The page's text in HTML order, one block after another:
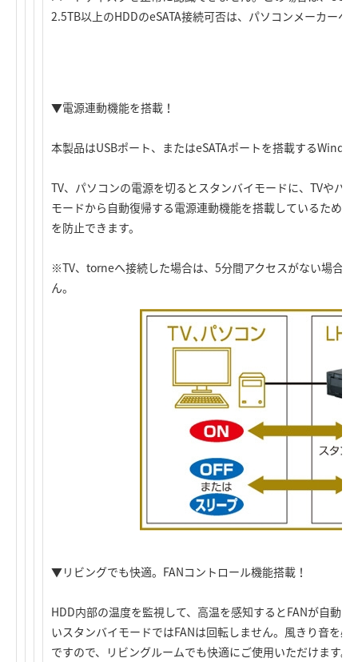
2.5TB以上のHDDのeSATA接続可否は、パソコンメーカーへ
▼電源連動機能を搭載！
本製品はUSBポート、またはeSATAポートを搭載する
TV、パソコンの電源を切るとスタンバイモードに、TVやパ
モードから自動復帰する電源連動機能を搭載しているため
を防止できます。
※TV、torneへ接続した場合は、5分間アクセスがない場合
ん。
▼リビングでも快適。FANコントロール機能搭載！
HDD内部の温度を監視して、高温を感知するとFANが自動
いスタンバイモードではFANは回転しません。風きり音を
ですので、リビングルームでも快適にご使用いただけます。